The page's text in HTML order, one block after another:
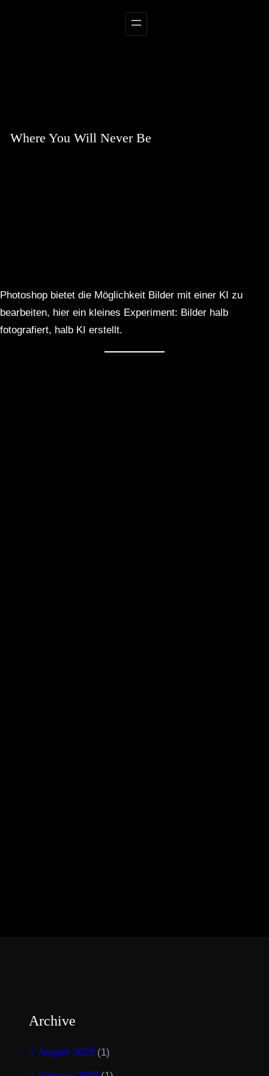
Where You Will Never Be
Photoshop bietet die Möglichkeit Bilder mit einer KI zu
bearbeiten, hier ein kleines Experiment: Bilder halb
fotografiert, halb KI erstellt.
Archive
August 2025 (1)